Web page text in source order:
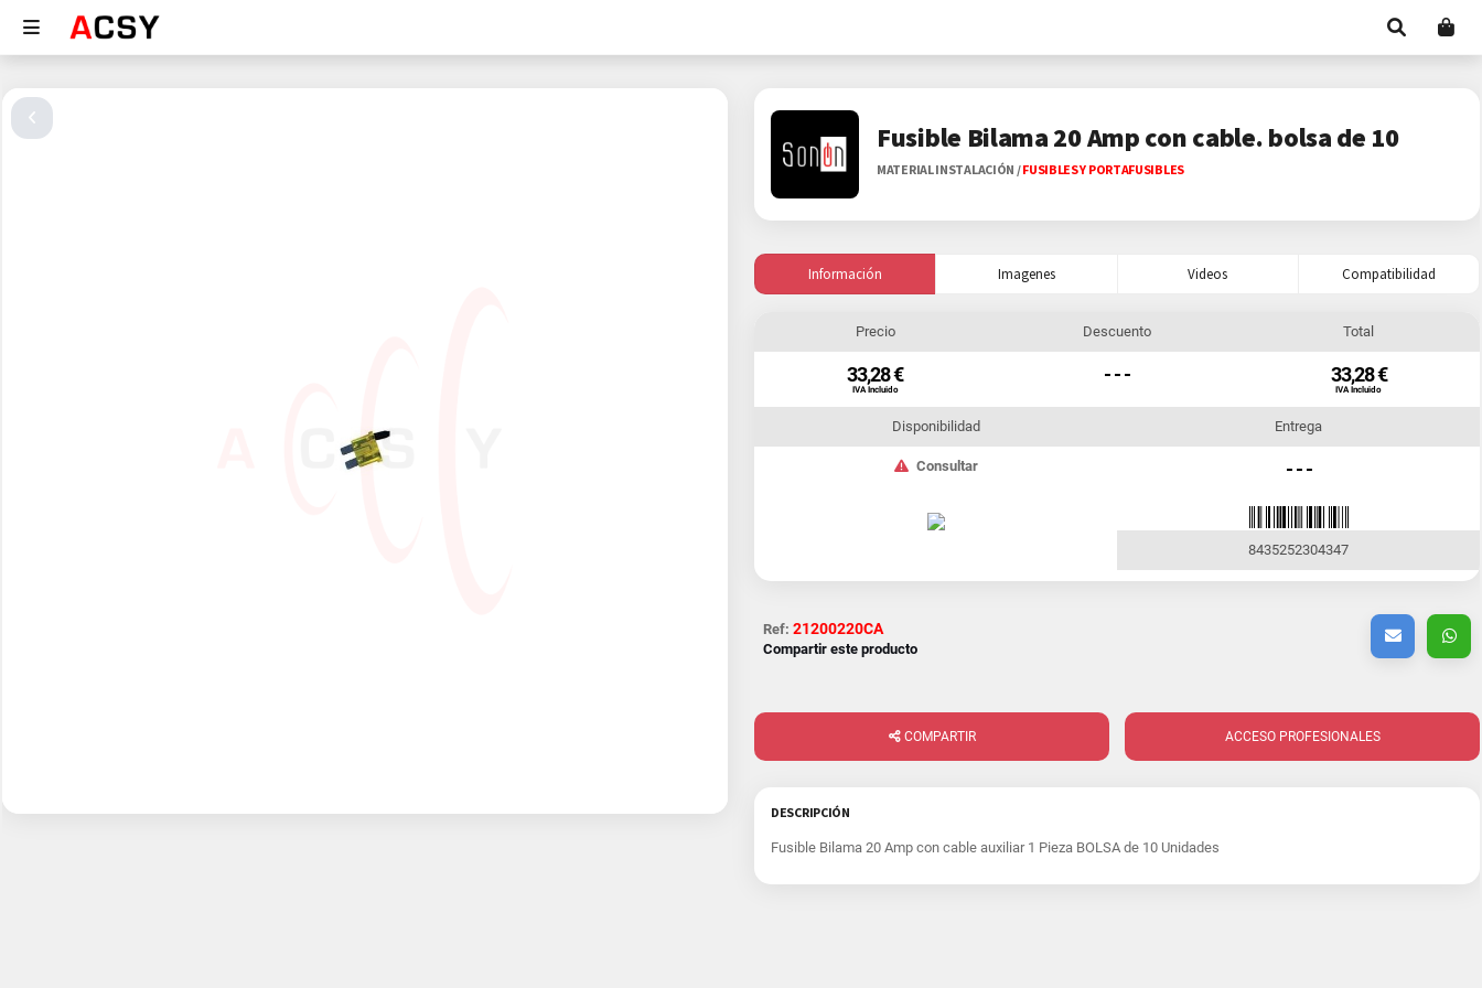
Fusible Bilama 20 Amp con cable. bolsa de 10
MATERIAL INSTALACIÓN /FUSIBLES Y PORTAFUSIBLES
Información Imagenes Videos Compatibilidad
Precio
33,28 €
IVA Incluido
Descuento
- - -
Total
33,28 €
IVA Incluido
Disponibilidad
Consultar
Entrega
- - -
8435252304347
Ref: 21200220CA
Compartir este producto
COMPARTIR ACCESO PROFESIONALES
DESCRIPCIÓN
Fusible Bilama 20 Amp con cable auxiliar 1 Pieza BOLSA de 10 Unidades